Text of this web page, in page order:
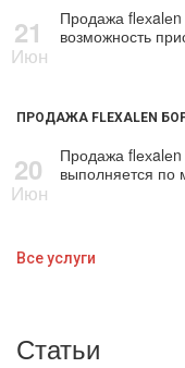
21
Июн
Продажа
возможность
ПРОДАЖА FLEXALEN
20
Июн
Продажа
выполняется по
Все услуги
Статьи